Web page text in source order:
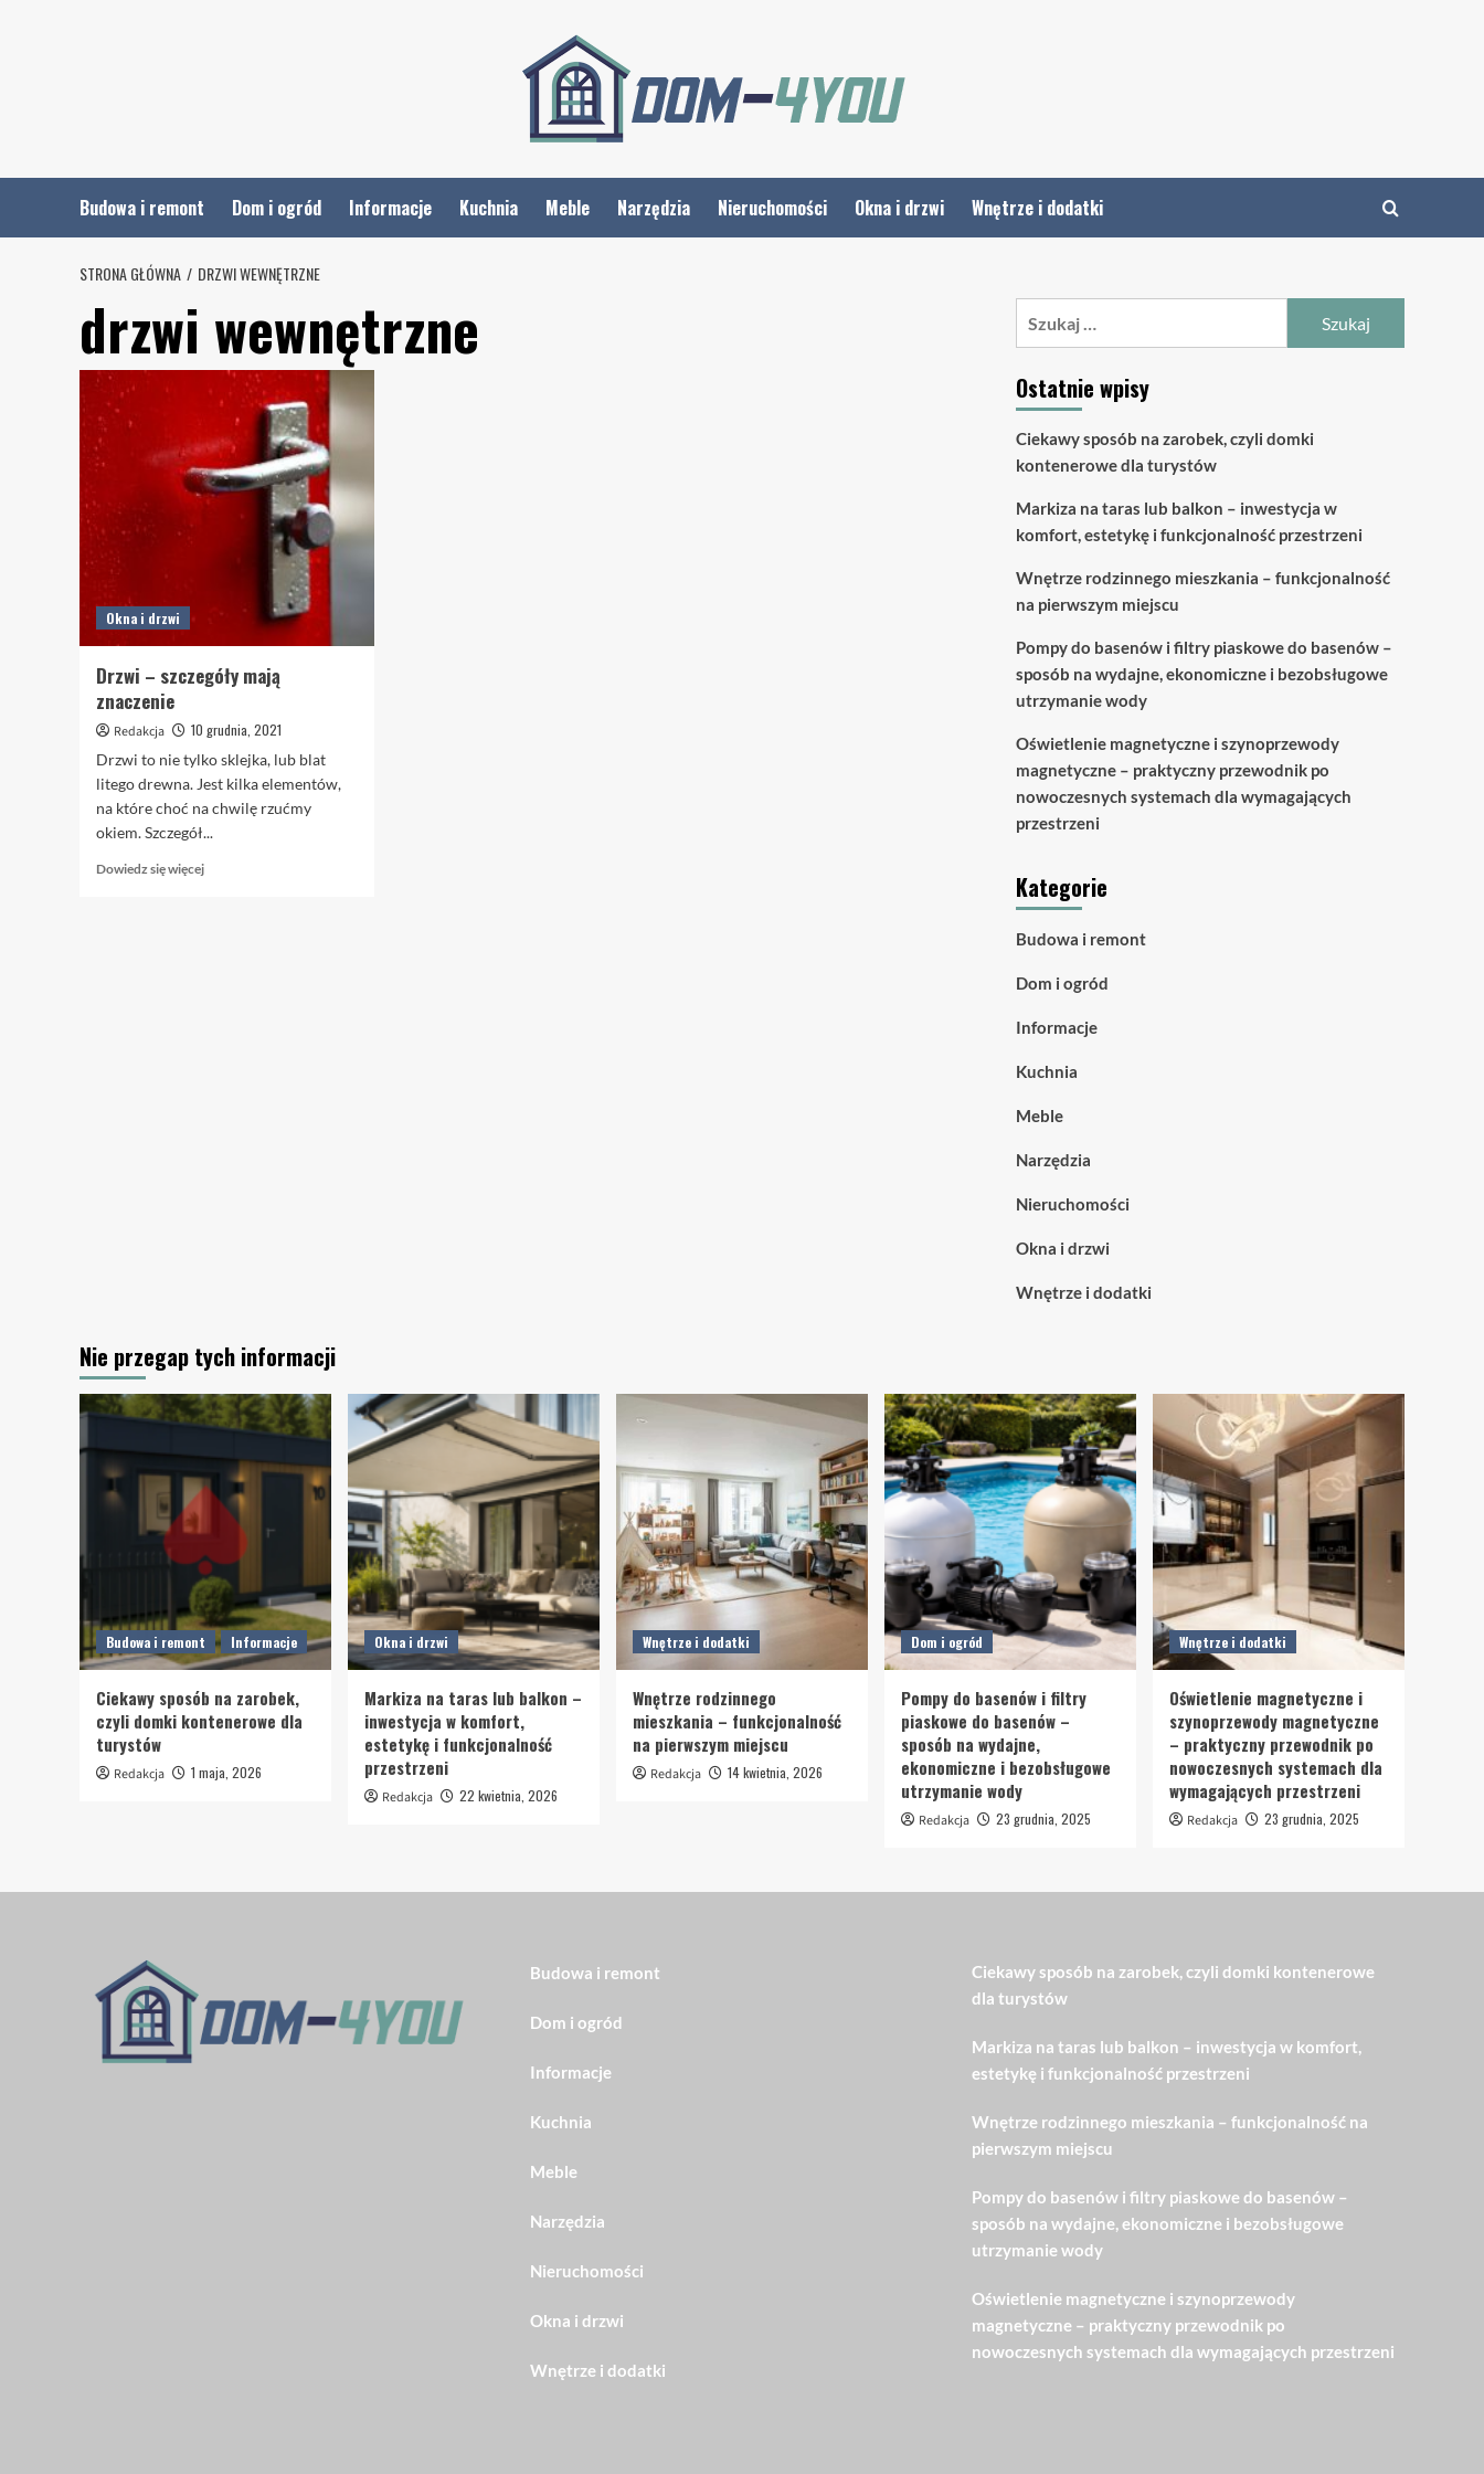
Budowa i remont Dom i ogród Informacje Kuchnia Meble Narzędzia Nieruchomości Okna i drzwi Wnętrze i dodatki
STRONA GŁÓWNA DRZWI WEWNĘTRZNE
drzwi wewnętrzne
Okna i drzwi
Drzwi – szczegóły mają
znaczenie
Redakcja
10 grudnia, 2021
Drzwi to nie tylko sklejka, lub blat
litego drewna. Jest kilka elementów,
na które choć na chwilę rzućmy
okiem. Szczegół...
Dowiedz się więcejDowiedz
Ostatnie wpisy
Ciekawy sposób na zarobek, czyli domki
kontenerowe dla turystów
Markiza na taras lub balkon – inwestycja w
komfort, estetykę i funkcjonalność przestrzeni
Wnętrze rodzinnego mieszkania – funkcjonalność
na pierwszym miejscu
Pompy do basenów i filtry piaskowe do basenów –
sposób na wydajne, ekonomiczne i bezobsługowe
utrzymanie wody
Oświetlenie magnetyczne i szynoprzewody
magnetyczne – praktyczny przewodnik po
nowoczesnych systemach dla wymagających
przestrzeni
Kategorie
Budowa i remont
Dom i ogród
Informacje
Kuchnia
Meble
Narzędzia
Nieruchomości
Okna i drzwi
Wnętrze i dodatki
Nie przegap tych informacji
Budowa i remont Informacje
Ciekawy sposób na zarobek,
czyli domki kontenerowe dla
turystów
Redakcja 1 maja, 2026
Okna i drzwi
Markiza na taras lub balkon –
inwestycja w komfort,
estetykę i funkcjonalność
przestrzeni
Redakcja 22 kwietnia, 2026
Wnętrze i dodatki
Wnętrze rodzinnego
mieszkania – funkcjonalność
na pierwszym miejscu
Redakcja 14 kwietnia, 2026
Dom i ogród
Pompy do basenów i filtry
piaskowe do basenów –
sposób na wydajne,
ekonomiczne i bezobsługowe
utrzymanie wody
Redakcja 23 grudnia, 2025
Wnętrze i dodatki
Oświetlenie magnetyczne i
szynoprzewody magnetyczne
– praktyczny przewodnik po
nowoczesnych systemach dla
wymagających przestrzeni
Redakcja 23 grudnia, 2025
Budowa i remont
Dom i ogród
Informacje
Kuchnia
Meble
Narzędzia
Nieruchomości
Okna i drzwi
Wnętrze i dodatki
Ciekawy sposób na zarobek, czyli domki kontenerowe
dla turystów
Markiza na taras lub balkon – inwestycja w komfort,
estetykę i funkcjonalność przestrzeni
Wnętrze rodzinnego mieszkania – funkcjonalność na
pierwszym miejscu
Pompy do basenów i filtry piaskowe do basenów –
sposób na wydajne, ekonomiczne i bezobsługowe
utrzymanie wody
Oświetlenie magnetyczne i szynoprzewody
magnetyczne – praktyczny przewodnik po
nowoczesnych systemach dla wymagających przestrzeni